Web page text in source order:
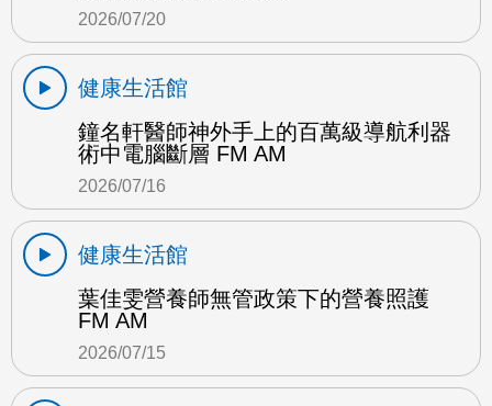
2026/07/20
健康生活館
鐘名軒醫師神外手上的百萬級導航利器
術中電腦斷層 FM AM
2026/07/16
健康生活館
葉佳雯營養師無管政策下的營養照護
FM AM
2026/07/15